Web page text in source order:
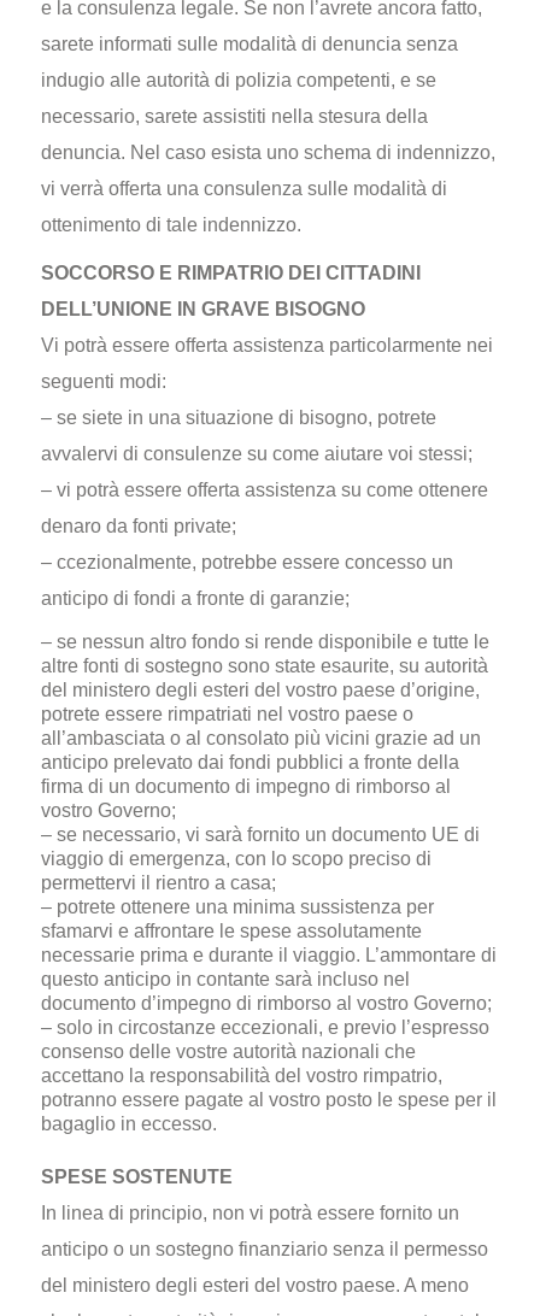
e la consulenza legale. Se non l’avrete ancora fatto,
sarete informati sulle modalità di denuncia senza
indugio alle autorità di polizia competenti, e se
necessario, sarete assistiti nella stesura della
denuncia. Nel caso esista uno schema di indennizzo,
vi verrà offerta una consulenza sulle modalità di
ottenimento di tale indennizzo.
SOCCORSO E RIMPATRIO DEI CITTADINI
DELL’UNIONE IN GRAVE BISOGNO
Vi potrà essere offerta assistenza particolarmente nei
seguenti modi:
– se siete in una situazione di bisogno, potrete
avvalervi di consulenze su come aiutare voi stessi;
– vi potrà essere offerta assistenza su come ottenere
denaro da fonti private;
– ccezionalmente, potrebbe essere concesso un
anticipo di fondi a fronte di garanzie;
– se nessun altro fondo si rende disponibile e tutte le
altre fonti di sostegno sono state esaurite, su autorità
del ministero degli esteri del vostro paese d’origine,
potrete essere rimpatriati nel vostro paese o
all’ambasciata o al consolato più vicini grazie ad un
anticipo prelevato dai fondi pubblici a fronte della
firma di un documento di impegno di rimborso al
vostro Governo;
– se necessario, vi sarà fornito un documento UE di
viaggio di emergenza, con lo scopo preciso di
permettervi il rientro a casa;
– potrete ottenere una minima sussistenza per
sfamarvi e affrontare le spese assolutamente
necessarie prima e durante il viaggio. L’ammontare di
questo anticipo in contante sarà incluso nel
documento d’impegno di rimborso al vostro Governo;
– solo in circostanze eccezionali, e previo l’espresso
consenso delle vostre autorità nazionali che
accettano la responsabilità del vostro rimpatrio,
potranno essere pagate al vostro posto le spese per il
bagaglio in eccesso.
SPESE SOSTENUTE
In linea di principio, non vi potrà essere fornito un
anticipo o un sostegno finanziario senza il permesso
del ministero degli esteri del vostro paese. A meno